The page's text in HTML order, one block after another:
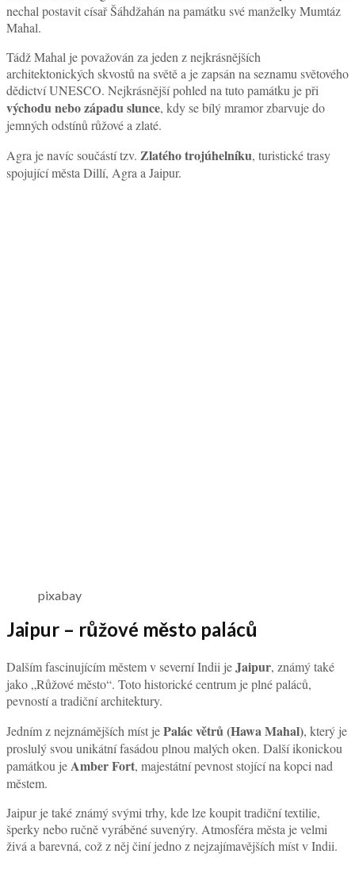
nechal postavit císař Šáhdžahán na památku své manželky Mumtáz
Mahal.
Tádž Mahal je považován za jeden z nejkrásnějších
architektonických skvostů na světě a je zapsán na seznamu světového
dědictví UNESCO. Nejkrásnější pohled na tuto památku je při
východu nebo západu slunce, kdy se bílý mramor zbarvuje do
jemných odstínů růžové a zlaté.
Agra je navíc součástí tzv. Zlatého trojúhelníku, turistické trasy
spojující města Dillí, Agra a Jaipur.
pixabay
Jaipur – růžové město paláců
Dalším fascinujícím městem v severní Indii jeJaipur, známý také
jako „Růžové město“. Toto historické centrum je plné paláců,
pevností a tradiční architektury.
Jedním z nejznámějších míst jePalác větrů (Hawa Mahal), který je
proslulý svou unikátní fasádou plnou malých oken. Další ikonickou
památkou jeAmber Fort, majestátní pevnost stojící na kopci nad
městem.
Jaipur je také známý svými trhy, kde lze koupit tradiční textilie,
šperky nebo ručně vyráběné suvenýry. Atmosféra města je velmi
živá a barevná, což z něj činí jedno z nejzajímavějších míst v Indii.